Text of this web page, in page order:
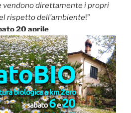
vendono direttamente i propri
rispetto dell’ambiente!”
20 aprile